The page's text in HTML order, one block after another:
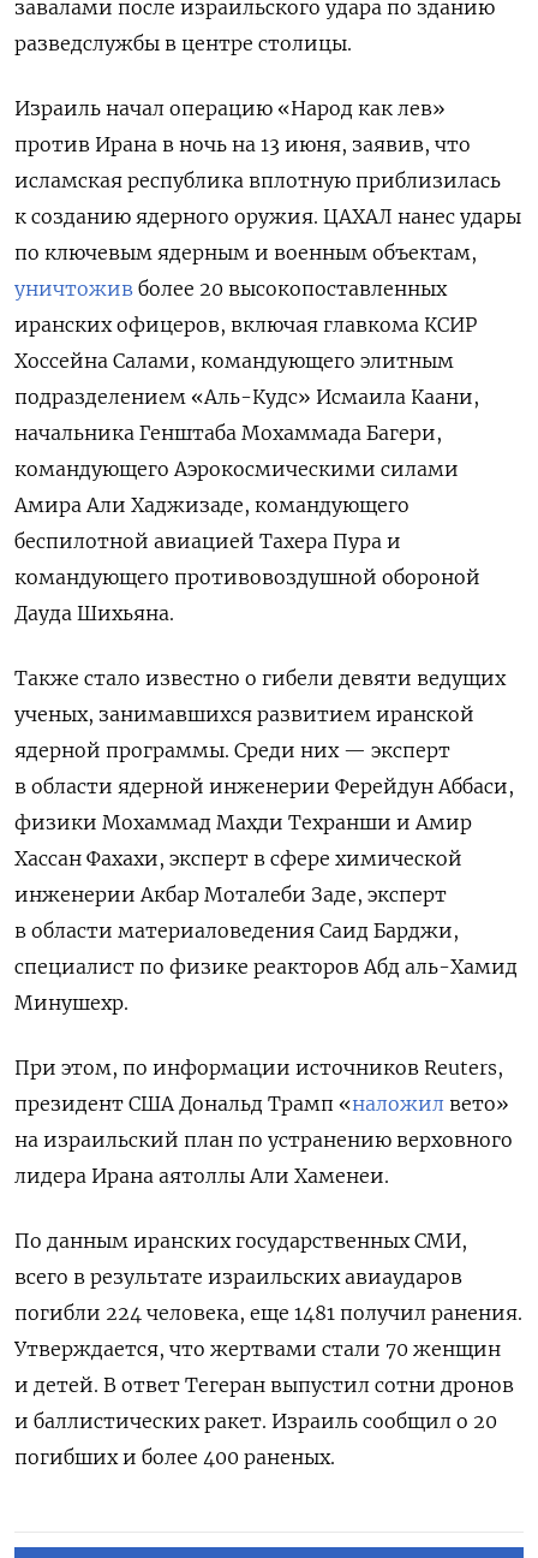
завалами после израильского удара по зданию
разведслужбы в центре столицы.
Израиль начал операцию «Народ как лев»
против Ирана в ночь на 13 июня, заявив, что
исламская республика вплотную приблизилась
к созданию ядерного оружия. ЦАХАЛ нанес удары
по ключевым ядерным и военным объектам,
уничтожив более 20 высокопоставленных
иранских офицеров, включая главкома КСИР
Хоссейна Салами, командующего элитным
подразделением «Аль-Кудс» Исмаила Каани,
начальника Генштаба Мохаммада Багери,
командующего Аэрокосмическими силами
Амира Али Хаджизаде, командующего
беспилотной авиацией Тахера Пура и
командующего противовоздушной обороной
Дауда Шихьяна.
Также стало известно о гибели девяти ведущих
ученых, занимавшихся развитием иранской
ядерной программы. Среди них — эксперт
в области ядерной инженерии Ферейдун Аббаси,
физики Мохаммад Махди Техранши и Амир
Хассан Фахахи, эксперт в сфере химической
инженерии Акбар Моталеби Заде, эксперт
в области материаловедения Саид Барджи,
специалист по физике реакторов Абд аль-Хамид
Минушехр.
При этом, по информации источников Reuters,
президент США Дональд Трамп «наложил вето»
на израильский план по устранению верховного
лидера Ирана аятоллы Али Хаменеи.
По данным иранских государственных СМИ,
всего в результате израильских авиаударов
погибли 224 человека, еще 1481 получил ранения.
Утверждается, что жертвами стали 70 женщин
и детей. В ответ Тегеран выпустил сотни дронов
и баллистических ракет. Израиль сообщил о 20
погибших и более 400 раненых.